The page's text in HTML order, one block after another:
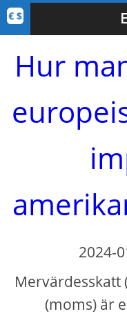
Hur
2024-
Mervärdesskatt
(moms) är